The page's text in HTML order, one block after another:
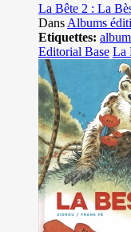
La Bête 2 : La
Dans Albums
Etiquettes: album
Editorial Base La